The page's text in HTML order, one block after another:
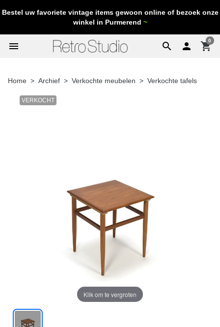
Bestel uw favoriete vintage items gewoon online of bezoek onze
winkel in Purmerend ~
search
menu  shopping_cart
0
Home Archief Verkochte meubelen Verkochte tafels
VERKOCHT
Klik om te vergroten